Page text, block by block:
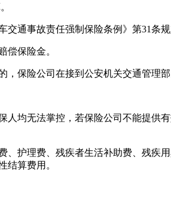
通事故责任强制保险条例》第31条规
偿保险金。
保险公司在接到公安机关交通管理
人均无法掌控，若保险公司不能提供
护理费、残疾者生活补助费、残疾
结算费用。